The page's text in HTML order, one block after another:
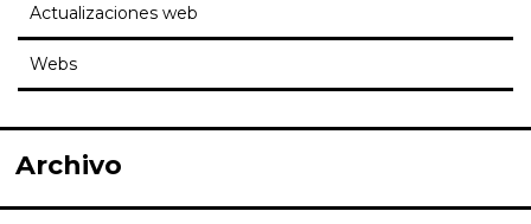
Actualizaciones web
Webs
Archivo